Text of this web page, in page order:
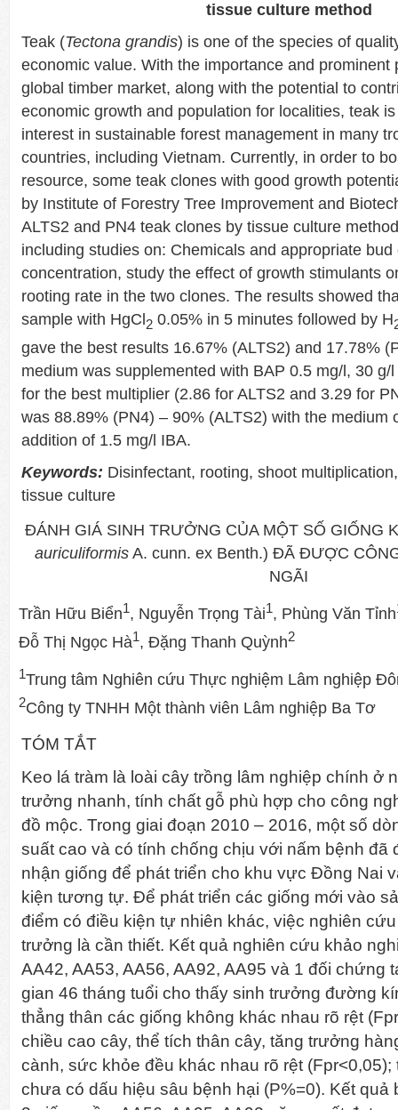
tissue culture method
Teak (Tectona grandis) is one of the species of
economic value. With the importance and prominent
global timber market, along with the potential to
economic growth and population for localities, teak
interest in sustainable forest management in many
countries, including Vietnam. Currently, in order to
resource, some teak clones with good growth
by Institute of Forestry Tree Improvement and
ALTS2 and PN4 teak clones by tissue culture
including studies on: Chemicals and appropriate bud
concentration, study the effect of growth stimulants
rooting rate in the two clones. The results showed
sample with HgCl 2 0.05% in 5 minutes followed by H
gave the best results 16.67% (ALTS2) and 17.78%
medium was supplemented with BAP 0.5 mg/l, 30 g/
for the best multiplier (2.86 for ALTS2 and 3.29 for
was 88.89% (PN4) – 90% (ALTS2) with the medium
addition of 1.5 mg/l IBA.
Keywords: Disinfectant, rooting, shoot multiplication,
tissue culture
ĐÁNH GIÁ SINH TRƯỞNG CỦA MỘT SỐ GIỐNG
auriculiformisA. cunn. ex Benth.) ĐÃ ĐƯỢC
NGÃI
Trần Hữu Biển1, Nguyễn Trọng Tài1, Phùng Văn Tỉnh
Đỗ Thị Ngọc Hà1, Đặng Thanh Quỳnh2
1Trung tâm Nghiên cứu Thực nghiệm Lâm nghiệp
2Công ty TNHH Một thành viên Lâm nghiệp Ba Tơ
TÓM TẮT
Keo lá tràm là loài cây trồng lâm nghiệp chính ở
trưởng nhanh, tính chất gỗ phù hợp cho công
đồ mộc. Trong giai đoạn 2010 – 2016, một số
suất cao và có tính chống chịu với nấm bệnh đã
nhận giống để phát triển cho khu vực Đồng Nai
kiện tương tự. Để phát triển các giống mới vào
điểm có điều kiện tự nhiên khác, việc nghiên
trưởng là cần thiết. Kết quả nghiên cứu khảo
AA42, AA53, AA56, AA92, AA95 và 1 đối chứng
gian 46 tháng tuổi cho thấy sinh trưởng đường
thẳng thân các giống không khác nhau rõ rệt
chiều cao cây, thể tích thân cây, tăng trưởng
cành, sức khỏe đều khác nhau rõ rệt
chưa có dấu hiệu sâu bệnh hại (P%=0). Kết